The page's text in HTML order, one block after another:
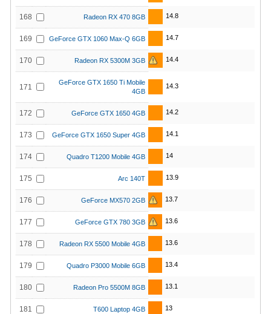
168 Radeon RX 470 8GB 14.8
169 GeForce GTX 1060 Max-Q 6GB 14.7
170 Radeon RX 5300M 3GB 14.4
171
GeForce GTX 1650 Ti Mobile
4GB
14.3
172 GeForce GTX 1650 4GB 14.2
173 GeForce GTX 1650 Super 4GB 14.1
174 Quadro T1200 Mobile 4GB 14
175 Arc 140T 13.9
176 GeForce MX570 2GB 13.7
177 GeForce GTX 780 3GB 13.6
178 Radeon RX 5500 Mobile 4GB 13.6
179 Quadro P3000 Mobile 6GB 13.4
180 Radeon Pro 5500M 8GB 13.1
181 T600 Laptop 4GB 13